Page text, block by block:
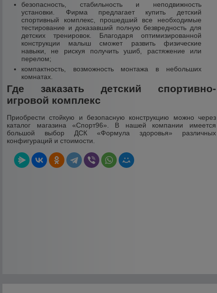
безопасность, стабильность и неподвижность
установки. Фирма предлагает купить детский
спортивный комплекс, прошедший все необходимые
тестирование и доказавший полную безвредность для
детских тренировок. Благодаря оптимизированной
конструкции малыш сможет развить физические
навыки, не рискуя получить ушиб, растяжение или
перелом;
компактность, возможность монтажа в небольших
комнатах.
Где заказать детский спортивно-
игровой комплекс
Приобрести стойкую и безопасную конструкцию можно через
каталог магазина «Спорт96». В нашей компании имеется
большой выбор ДСК «Формула здоровья» различных
конфигураций и стоимости.